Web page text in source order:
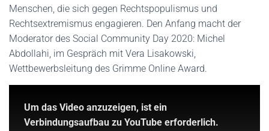
Menschen, die sich gegen Rechtspopulismus und
Rechtsextremismus engagieren. Den Anfang macht der
Moderator des Social Community Day 2020: Michel
Abdollahi, im Gespräch mit Vera Lisakowski,
Wettbewerbsleitung des Grimme Online Award.
Um das Video anzuzeigen, ist ein
Verbindungsaufbau zu YouTube erforderlich.